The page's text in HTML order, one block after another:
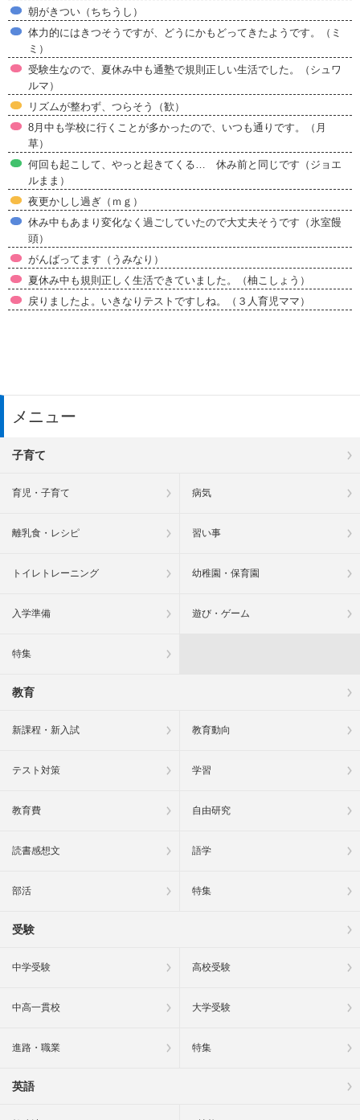
朝がきつい（ちちうし）
体力的にはきつそうですが、どうにかもどってきたようです。（ミ
ミ）
受験生なので、夏休み中も通塾で規則正しい生活でした。（シュワ
ルマ）
リズムが整わず、つらそう（歓）
8月中も学校に行くことが多かったので、いつも通りです。（月
草）
何回も起こして、やっと起きてくる… 休み前と同じです（ジョエ
ルまま）
夜更かしし過ぎ（ｍｇ）
休み中もあまり変化なく過ごしていたので大丈夫そうです（氷室饅
頭）
がんばってます（うみなり）
夏休み中も規則正しく生活できていました。（柚こしょう）
戻りましたよ。いきなりテストですしね。（３人育児ママ）
メニュー
子育て
育児・子育て 病気
離乳食・レシピ 習い事
トイレトレーニング 幼稚園・保育園
入学準備 遊び・ゲーム
特集
教育
新課程・新入試 教育動向
テスト対策 学習
教育費 自由研究
読書感想文 語学
部活 特集
受験
中学受験 高校受験
中高一貫校 大学受験
進路・職業 特集
英語